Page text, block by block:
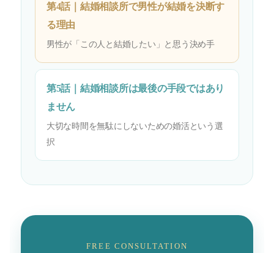
第4話｜結婚相談所で男性が結婚を決断す
る理由
男性が「この人と結婚したい」と思う決め手
第5話｜結婚相談所は最後の手段ではあり
ません
大切な時間を無駄にしないための婚活という選
択
FREE CONSULTATION